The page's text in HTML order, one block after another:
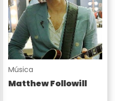
Música
Matthew Followill